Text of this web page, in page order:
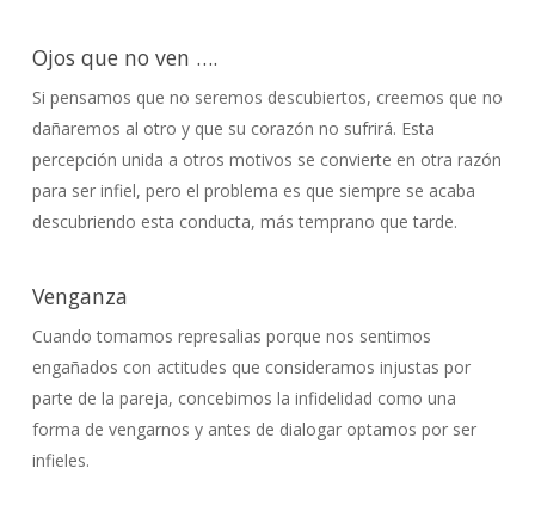
Ojos que no ven ….
Si pensamos que no seremos descubiertos, creemos que no
dañaremos al otro y que su corazón no sufrirá. Esta
percepción unida a otros motivos se convierte en otra razón
para ser infiel, pero el problema es que siempre se acaba
descubriendo esta conducta, más temprano que tarde.
Venganza
Cuando tomamos represalias porque nos sentimos
engañados con actitudes que consideramos injustas por
parte de la pareja, concebimos la infidelidad como una
forma de vengarnos y antes de dialogar optamos por ser
infieles.